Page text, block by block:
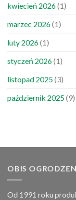
kwiecień 2026(1)
marzec 2026(1)
luty 2026(1)
styczeń 2026(1)
listopad 2025(3)
październik 2025(9)
OBIS
Od 1991 roku